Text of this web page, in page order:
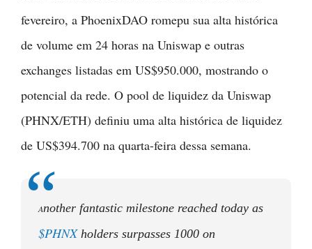
fevereiro, a PhoenixDAO romepu sua alta histórica
de volume em 24 horas na Uniswap e outras
exchanges listadas em US$950.000, mostrando o
potencial da rede. O pool de liquidez da Uniswap
(PHNX/ETH) definiu uma alta histórica de liquidez
de US$394.700 na quarta-feira dessa semana.
Another fantastic milestone reached today as
$PHNXholders surpasses 1000 on